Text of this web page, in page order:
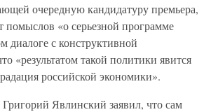
очередную кандидатуру премьера,
помыслов «о серьезной программе
диалоге с конструктивной
«результатом такой политики явится
российской экономики».
Явлинский заявил, что сам